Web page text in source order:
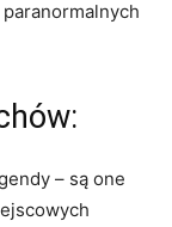
– są ​one